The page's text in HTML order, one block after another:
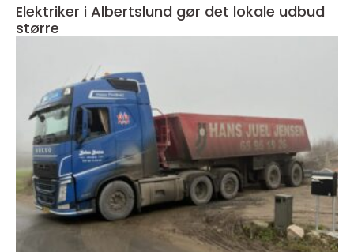
Elektriker i Albertslund gør det lokale udbud
større